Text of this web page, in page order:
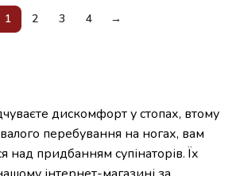
1 2 3 4 →
дискомфорт у стопах, втому
перебування на ногах, вам
над придбанням супінаторів. Їх